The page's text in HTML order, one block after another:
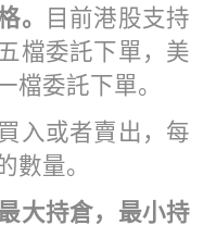
。
目前港股支持
檔委託下單，美
檔委託下單。
入或者賣出，每
數量。
大持倉，最小持